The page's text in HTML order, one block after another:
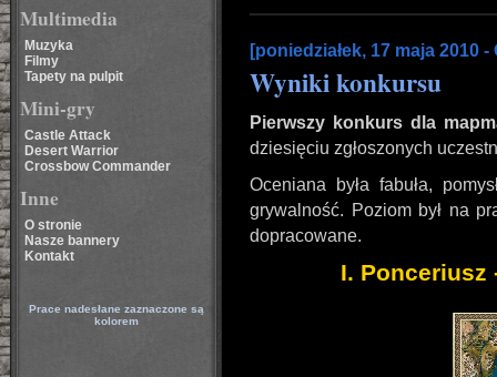
Multimedia
Muzyka
Filmy
Tapety na pulpit
Mini-gry
Castle Attack
Desert Warrior
Crossbow Commander
Inne
O stronie
Nasze bannery
Kontakt
Prace nadesłane zaznaczone są
kolorem
[poniedziałek, 17 maja 2010 -
Wyniki konkursu
Pierwszy konkurs dla
dziesięciu zgłoszonych
Oceniana była fabuła,
grywalność. Poziom był na
dopracowane.
I. Ponceriusz